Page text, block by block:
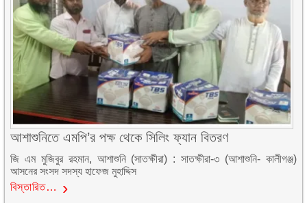
আশাশুনিতে এমপি’র পক্ষ থেকে সিলিং ফ্যান বিতরণ
জি এম মুজিবুর রহমান, আশাশুনি (সাতক্ষীরা) : সাতক্ষীরা-৩ (আশাশুনি- কালীগঞ্জ)
আসনের সংসদ সদস্য হাফেজ মুহাদ্দিস
বিস্তারিত…